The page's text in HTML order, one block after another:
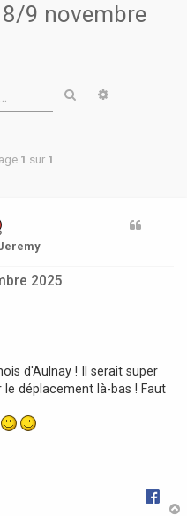
8/9 novembre
Rechercher
1 sur 1
2025
d'Aulnay ! Il serait super
déplacement là-bas ! Faut